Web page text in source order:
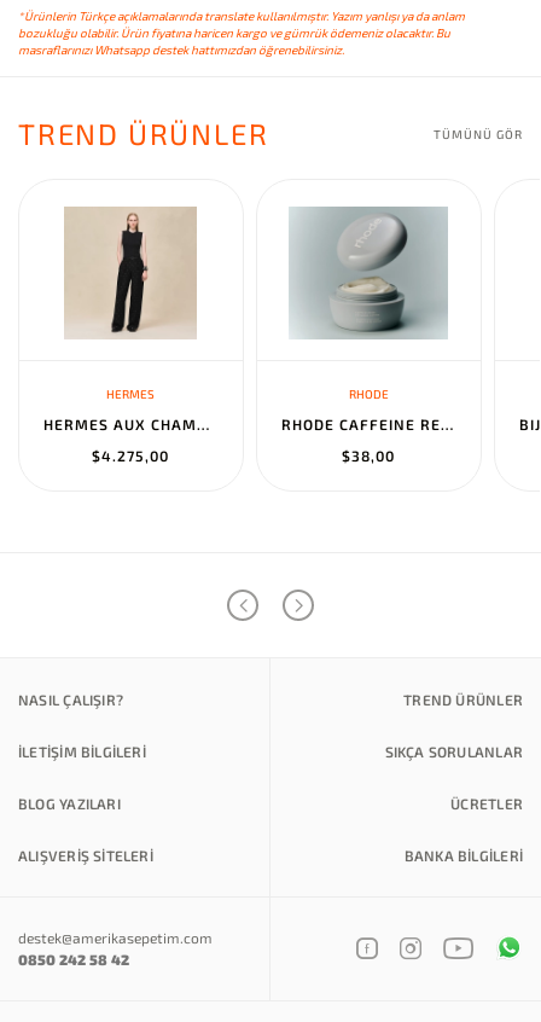
*Ürünlerin Türkçe açıklamalarında translate kullanılmıştır. Yazım yanlışı ya da anlam
bozukluğu olabilir. Ürün fiyatına haricen kargo ve gümrük ödemeniz olacaktır. Bu
masraflarınızı Whatsapp destek hattımızdan öğrenebilirsiniz.
TREND ÜRÜNLER TÜMÜNÜ GÖR
HERMES
HERMES AUX CHAMPS EN FLEURS" PANTS NOIR
$4.275,00
RHODE
RHODE CAFFEINE RESET SCULPTING CREAM MASK
$38,00
NASIL ÇALIŞIR? TREND ÜRÜNLER
İLETİŞİM BİLGİLERİ SIKÇA SORULANLAR
BLOG YAZILARI ÜCRETLER
ALIŞVERİŞ SİTELERİ BANKA BILGILERI
destek@amerikasepetim.com
0850 242 58 42